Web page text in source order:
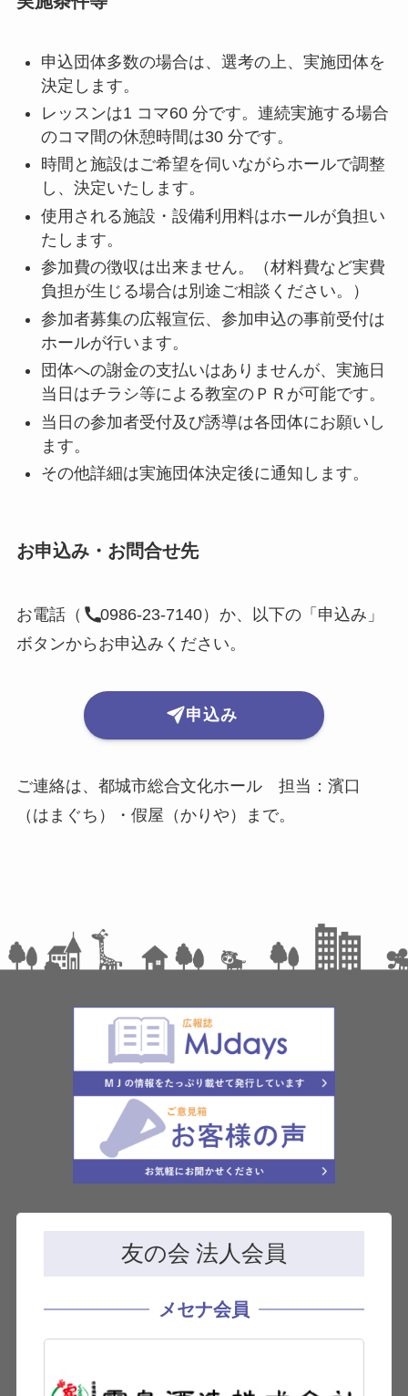
申込団体多数の場合は、選考の上、実施団体を
決定します。
レッスンは1 コマ60 分です。連続実施する場合
のコマ間の休憩時間は30 分です。
時間と施設はご希望を伺いながらホールで調整
し、決定いたします。
使用される施設・設備利用料はホールが負担い
たします。
参加費の徴収は出来ません。（材料費など実費
負担が生じる場合は別途ご相談ください。）
参加者募集の広報宣伝、参加申込の事前受付は
ホールが行います。
団体への謝金の支払いはありませんが、実施日
当日はチラシ等による教室のＰＲが可能です。
当日の参加者受付及び誘導は各団体にお願いし
ます。
その他詳細は実施団体決定後に通知します。
お申込み・お問合せ先
お電話（ 0986-23-7140）
か、以下の「申込み」
ボタンからお申込みください。
申込み
ご連絡は、都城市総合文化ホール 担当：濱口
（はまぐち）・假屋（かりや）まで。
友の会 法人会員
メセナ会員